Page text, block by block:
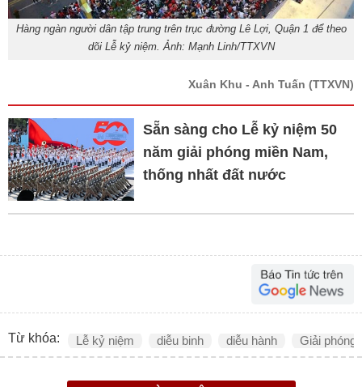
Hàng ngàn người dân tập trung trên trục đường Lê Lợi, Quận 1 để theo
dõi Lễ kỷ niệm. Ảnh: Mạnh Linh/TTXVN
Xuân Khu - Anh Tuấn (TTXVN)
Sẵn sàng cho Lễ kỷ niệm 50
năm giải phóng miền Nam,
thống nhất đất nước
Từ khóa: Lễ kỷ niệm diễu binh diễu hành Giải phóng